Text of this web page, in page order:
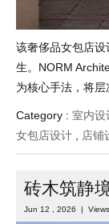
该奢侈品女包店
生。NORM
为核心手法，将层
Category : 室内设
女包店设计
店铺
砖木筑静
Jun 12 , 2026 |